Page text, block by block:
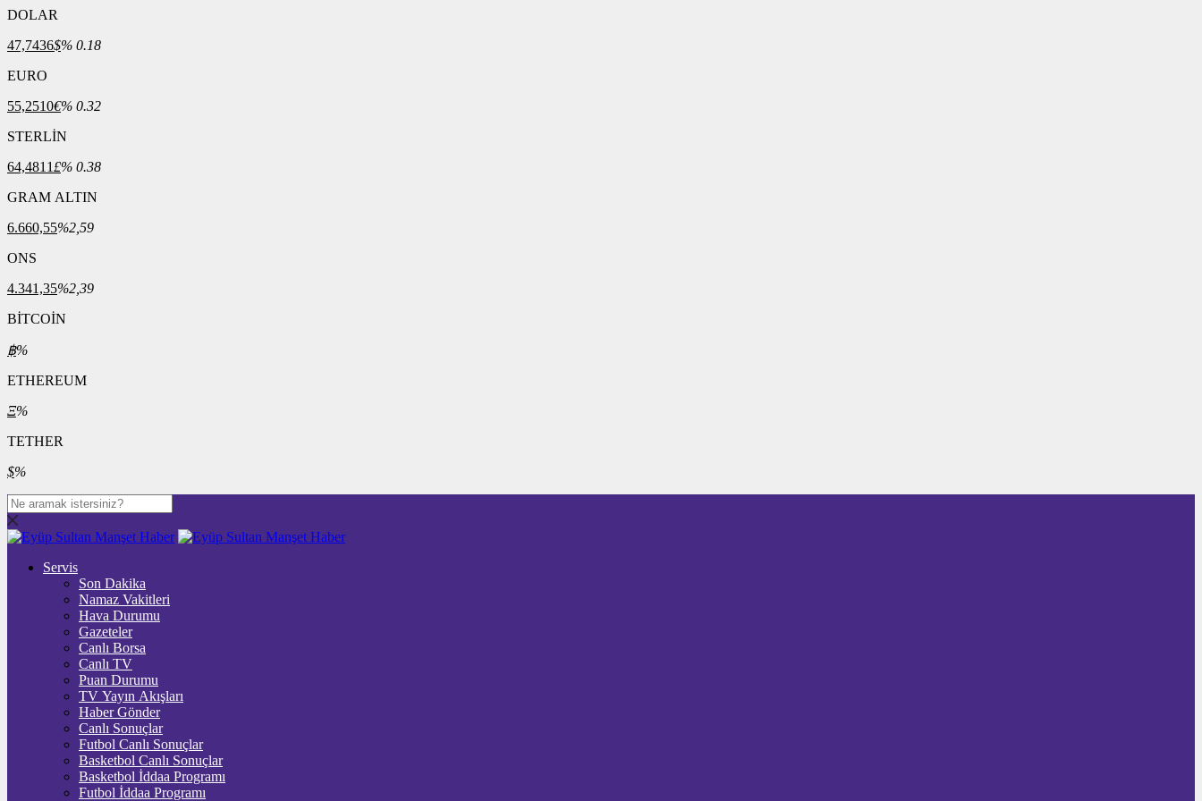
DOLAR
47,7436$% 0.18
EURO
55,2510€% 0.32
STERLİN
64,4811£% 0.38
GRAM ALTIN
6.660,55%2,59
ONS
4.341,35%2,39
BİTCOİN
฿%
ETHEREUM
Ξ%
TETHER
$%
Servis
Son Dakika
Namaz Vakitleri
Hava Durumu
Gazeteler
Canlı Borsa
Canlı TV
Puan Durumu
TV Yayın Akışları
Haber Gönder
Canlı Sonuçlar
Futbol Canlı Sonuçlar
Basketbol Canlı Sonuçlar
Basketbol İddaa Programı
Futbol İddaa Programı